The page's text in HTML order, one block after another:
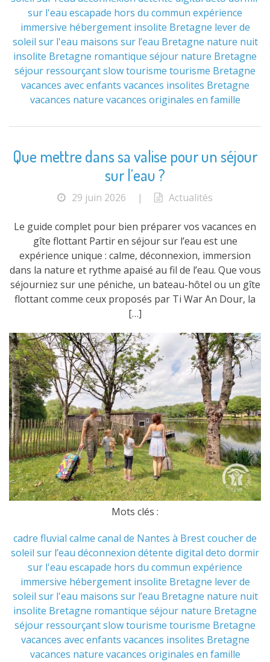
sur l'eau escapade hors du commun expérience
immersive hébergement insolite Bretagne lever de
soleil sur l'eau maisons sur l’eau Bretagne nature nuit
insolite Bretagne romantique séjour nature Bretagne
séjour ressourçantslow tourisme tourisme Bretagne
vacances avec enfants vacances insolites Bretagne
vacances nature vacances originales en famille
Que mettre dans sa valise pour un séjour
sur l’eau ?
29 juin 2026 | Actualités
Le guide complet pour bien préparer vos vacances en
gîte flottant Partir en séjour sur l’eau est une
expérience unique : calme, déconnexion, immersion
dans la nature et rythme apaisé au fil de l’eau. Que vous
séjourniez sur une péniche, un bateau-hôtel ou un gîte
flottant comme ceux proposés par Ti War An Dour, la
[…]
Mots clés :
cadre fluvial calme canal de Nantes à Brestcoucher de
soleil sur l’eau déconnexion détente digital deto dormir
sur l'eau escapade hors du commun expérience
immersive hébergement insolite Bretagne lever de
soleil sur l'eau maisons sur l’eau Bretagne nature nuit
insolite Bretagne romantique séjour nature Bretagne
séjour ressourçantslow tourisme tourisme Bretagne
vacances avec enfants vacances insolites Bretagne
vacances nature vacances originales en famille